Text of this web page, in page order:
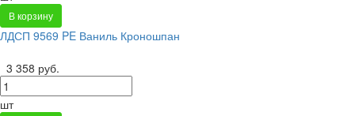
В корзину
ЛДСП 9569 PE Ваниль Кроношпан
3 358 руб.
шт